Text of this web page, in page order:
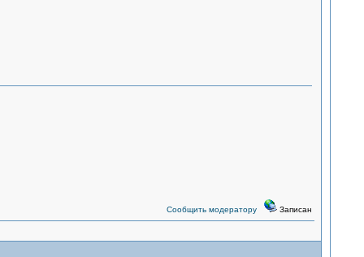
Сообщить модератору Записан